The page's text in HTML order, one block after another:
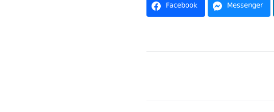
Facebook Messenger